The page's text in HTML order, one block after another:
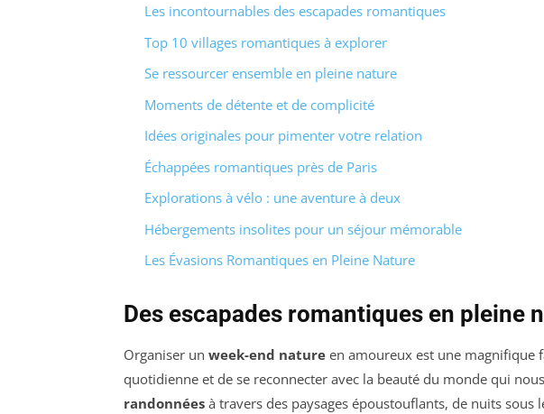
Les incontournables des escapades romantiques
Top 10 villages romantiques à explorer
Se ressourcer ensemble en pleine nature
Moments de détente et de complicité
Idées originales pour pimenter votre relation
Échappées romantiques près de Paris
Explorations à vélo : une aventure à deux
Hébergements insolites pour un séjour mémorable
Les Évasions Romantiques en Pleine Nature
Des escapades romantiques en pleine
Organiser un week-end nature en amoureux est une magnifique
quotidienne et de se reconnecter avec la beauté du monde qui
randonnées à travers des paysages époustouflants, de nuits sous